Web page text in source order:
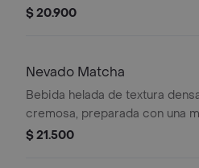
láctea con té chai, especias,
$ 20.900
Nevado Matcha
Bebida helada de textura
cremosa, preparada con una
láctea de té matcha y hielo,
$ 21.500